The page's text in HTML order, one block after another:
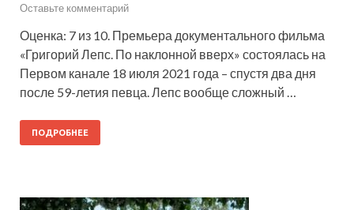
Оставьте комментарий
Оценка: 7 из 10. Премьера документального фильма
«Григорий Лепс. По наклонной вверх» состоялась на
Первом канале 18 июля 2021 года – спустя два дня
после 59-летия певца. Лепс вообще сложный …
ПОДРОБНЕЕ